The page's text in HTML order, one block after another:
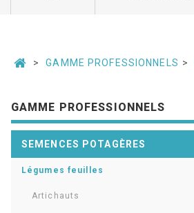
GAMME PROFESSIONNELS
GAMME PROFESSIONNELS
SEMENCES POTAGÈRES
Légumes feuilles
Artichauts